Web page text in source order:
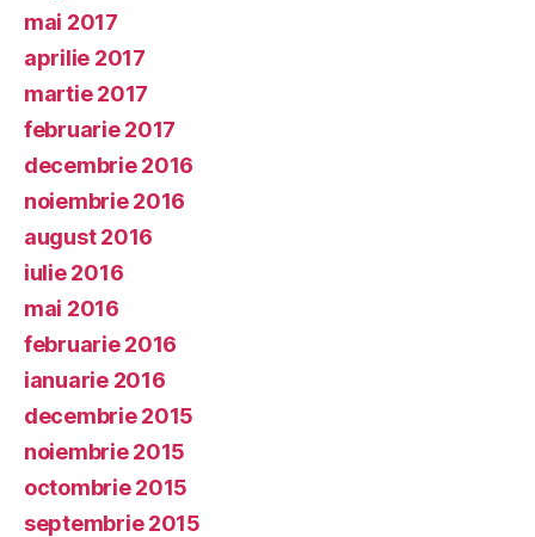
mai 2017
aprilie 2017
martie 2017
februarie 2017
decembrie 2016
noiembrie 2016
august 2016
iulie 2016
mai 2016
februarie 2016
ianuarie 2016
decembrie 2015
noiembrie 2015
octombrie 2015
septembrie 2015